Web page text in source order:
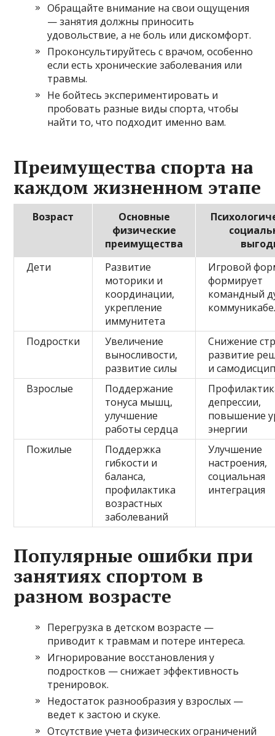
Обращайте внимание на свои ощущения
— занятия должны приносить
удовольствие, а не боль или дискомфорт.
Проконсультируйтесь с врачом, особенно
если есть хронические заболевания или
травмы.
Не бойтесь экспериментировать и
пробовать разные виды спорта, чтобы
найти то, что подходит именно вам.
Преимущества спорта на
каждом жизненном этапе
Возраст
Основные
физические
преимущества
Дети
Развитие
моторики и
координации,
укрепление
иммунитета
Игровой
формирует
командный
Подростки
Увеличение
выносливости,
развитие силы
Снижение
развитие
и
Взрослые
Поддержание
тонуса мышц,
улучшение
работы сердца
депрессии,
повышение
энергии
Пожилые
Поддержка
гибкости и
баланса,
профилактика
возрастных
заболеваний
Улучшение
настроения,
социальная
интеграция
Популярные ошибки при
занятиях спортом в
разном возрасте
Перегрузка в детском возрасте —
приводит к травмам и потере интереса.
Игнорирование восстановления у
подростков — снижает эффективность
тренировок.
Недостаток разнообразия у взрослых —
ведет к застою и скуке.
Отсутствие учета физических ограничений